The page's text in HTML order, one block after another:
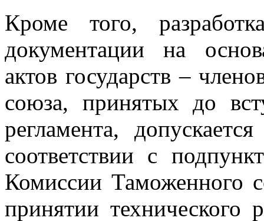
Кроме того,
документации на
актов государств –
союза, принятых до
регламента,
соответствии с
Комиссии
принятии технического